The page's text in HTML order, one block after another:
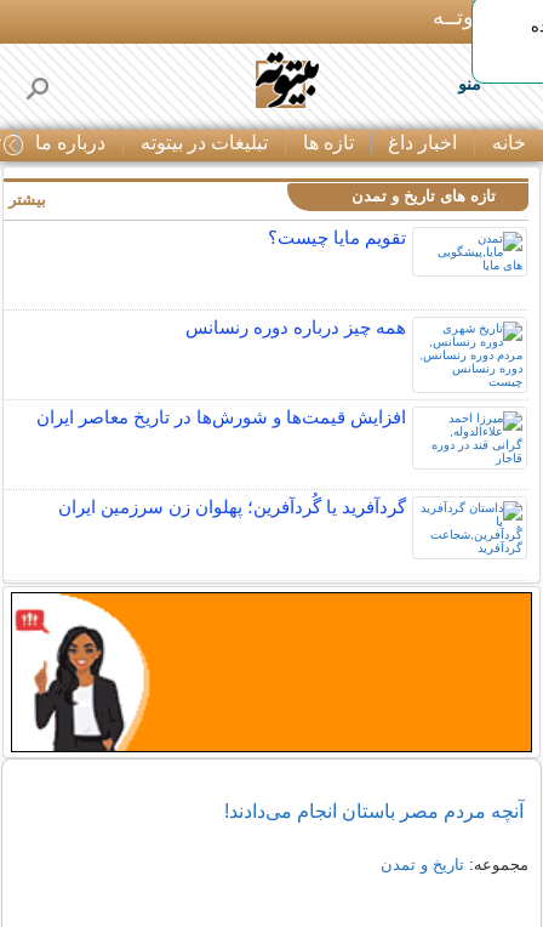
بـیتوتــه
منو
خانه اخبار داغ تازه ها تبلیغات در بیتوته درباره ما
تازه های تاریخ و تمدن
تقویم مایا چیست؟
همه چیز درباره دوره رنسانس
افزایش قیمت‌ها و شورش‌ها در تاریخ معاصر ایران
گردآفرید یا گُردآفرین؛ پهلوان زن سرزمین ایران
بیشتر
آنچه مردم مصر باستان انجام مى‌دادند!
مجموعه:تاریخ و تمدن